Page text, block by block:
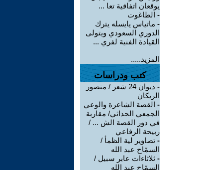
يوقعان اتفاقية تعا ...
- الطاغوت
- ماتياس يايسله يترك
الدوري السعودي ويتولى
القيادة الفنية لفري ...
المزيد.....
كتب ودراسات
-
ديوان 24 شعر / منصور
الريكان
- القصة الشاعرة والوعي
الجمعي الحداثي/ مقاربة
في دور القصة الش ... /
ربيحة الرفاعي
- تصاوير لية الظمأ /
السمّاح عبد الله
- ثلاثاءات عابر سبيل /
السمّاح عبد الله